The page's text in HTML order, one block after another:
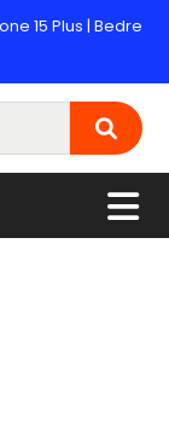
15 Plus | Bedre